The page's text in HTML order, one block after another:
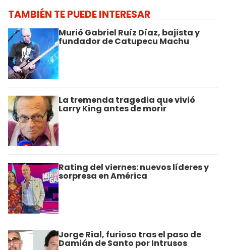
TAMBIÉN TE PUEDE INTERESAR
Murió Gabriel Ruíz Díaz, bajista y
fundador de Catupecu Machu
La tremenda tragedia que vivió
Larry King antes de morir
Rating del viernes: nuevos líderes y
sorpresa en América
Jorge Rial, furioso tras el paso de
Damián de Santo por Intrusos